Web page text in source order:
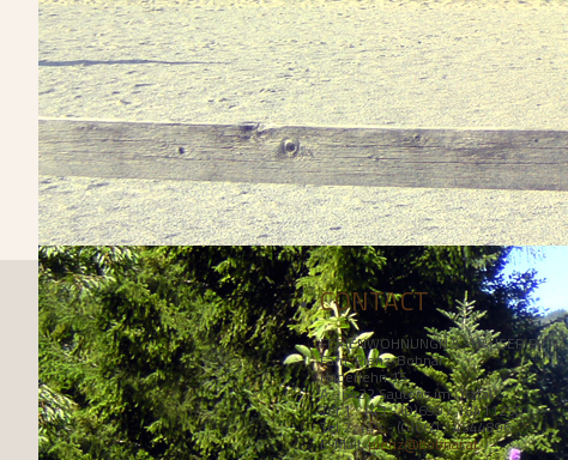
CONTACT
FERIENWOHNUNGN & -HÄUSER PIENZ
Fam. Pienz-Bobnar
Haderlehn 15
A - 6432 Sautens im Ötztal
Tel 1.: +43 - (0)699 / 18411250
Tel 2: +43 - (0)660 / 4344896
E-Mail:pienz@bobnar.at